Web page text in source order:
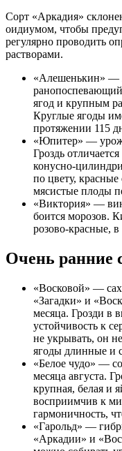
Сорт «Аркадия»
оидиумом, чтобы
регулярно проводить
растворами.
«Алешенькин» —
ягод и крупным
Круглые ягоды
протяжении 115
«Юпитер» —
Гроздь
конусно-
по цвету,
мясистые плоды
«Виктория» —
боится морозов.
розово-красные,
Очень ранние
«Восковой» —
«Загадки» и
месяца. Грозди в
устойчивость к
не укрывать, он
ягоды длинные и
«Белое чудо» —
месяца августа.
крупная, белая и
восприимчив к
гармоничность,
«Гарольд» —
«Аркадии» и